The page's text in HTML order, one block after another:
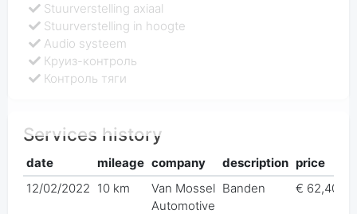
Stuurverstelling axiaal
Stuurverstelling in hoogte
Audio systeem
Круиз-контроль
Контроль тяги
Services history
date mileage company description price
12/02/2022 10 km
Van Mossel
Automotive
Banden € 62,40